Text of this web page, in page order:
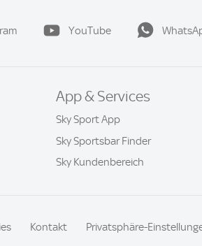
YouTube
App & Services
Sky Sport App
Sky Sportsbar Finder
Sky Kundenbereich
Kontakt Privatsphäre-